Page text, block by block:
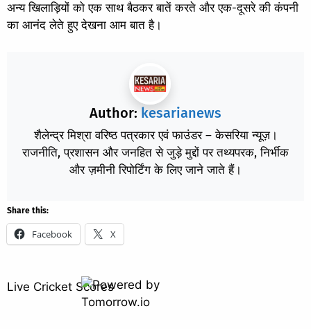
अन्य खिलाड़ियों को एक साथ बैठकर बातें करते और एक-दूसरे की कंपनी
का आनंद लेते हुए देखना आम बात है।
Author: kesarianews
शैलेन्द्र मिश्रा वरिष्ठ पत्रकार एवं फाउंडर – केसरिया न्यूज़।
राजनीति, प्रशासन और जनहित से जुड़े मुद्दों पर तथ्यपरक, निर्भीक
और ज़मीनी रिपोर्टिंग के लिए जाने जाते हैं।
Share this:
Facebook X
Live Cricket Scores